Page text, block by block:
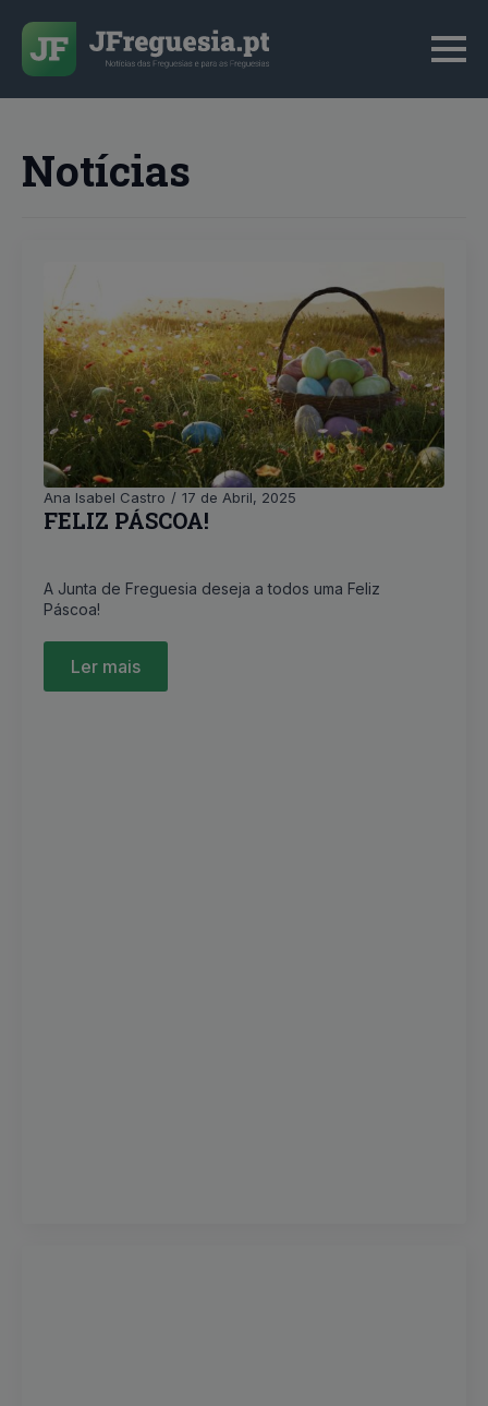
Notícias
FELIZ PÁSCOA!
Ana Isabel Castro 17 de Abril, 2025
A Junta de Freguesia deseja a todos uma Feliz
Páscoa!
Ler mais